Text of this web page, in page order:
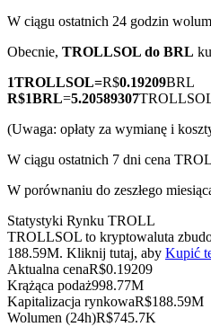
Kontrakty terminowe
Kontrakty terminowe na
W ciągu ostatnich 24 godzin
Obecnie, TROLLSOL do BRL
1TROLLSOL=R$0.19209BRL
R$1BRL=5.20589307
(Uwaga: opłaty za wymianę i
W ciągu ostatnich 7 dni cena
W porównaniu do zeszłego
Statystyki Rynku TROLL
TROLLSOL to kryptowaluta
188.59M. Kliknij tutaj, aby Kupić
Aktualna cenaR$0.19209
Krążąca podaż998.77M
Kapitalizacja rynkowaR$188.59M
Wolumen (24h)R$745.7K